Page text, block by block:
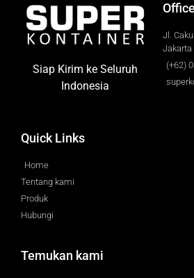
Siap Kirim ke Seluruh
Indonesia
Jl.
Jakarta
(+62)
Quick Links
Home
Tentang kami
Produk
Hubungi
Temukan kami